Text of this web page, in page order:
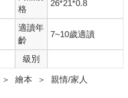
格
26*21*0.8
適讀年
齡
7~10歲適讀
級別
＞ 繪本 ＞ 親情/家人